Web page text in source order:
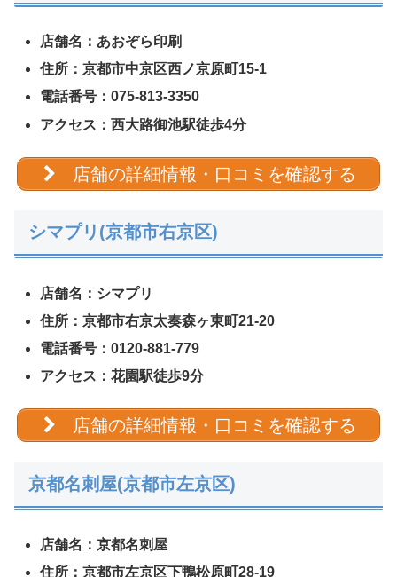
店舗名：あおぞら印刷
住所：京都市中京区西ノ京原町15-1
電話番号：075-813-3350
アクセス：西大路御池駅徒歩4分
店舗の詳細情報・口コミを確認する
シマプリ(京都市右京区)
店舗名：シマプリ
住所：京都市右京太奏森ヶ東町21-20
電話番号：0120-881-779
アクセス：花園駅徒歩9分
店舗の詳細情報・口コミを確認する
京都名刺屋(京都市左京区)
店舗名：京都名刺屋
住所：京都市左京区下鴨松原町28-19